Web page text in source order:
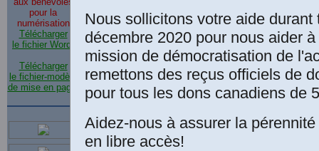
pour la
numérisation
Télécharger
le fichier Word
Télécharger
le fichier-modèle
de mise en page
Anderson PIERRE
est emballé par
Les Classiques
des sciences sociales.
Le 10 août 2016
il entreprendra la révision
de son premier livre.
“
Nous sollicitons votre aide durant
décembre 2020 pour nous aider
mission de démocratisation de
remettons des reçus officiels de
pour tous les dons canadiens de
Aidez-nous à assurer la
en libre accès!